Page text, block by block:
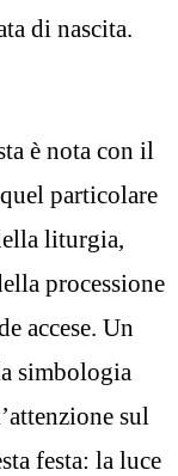
di nascita.
è nota con il
particolare
liturgia,
processione
accese. Un
simbologia
sul
festa: la luce